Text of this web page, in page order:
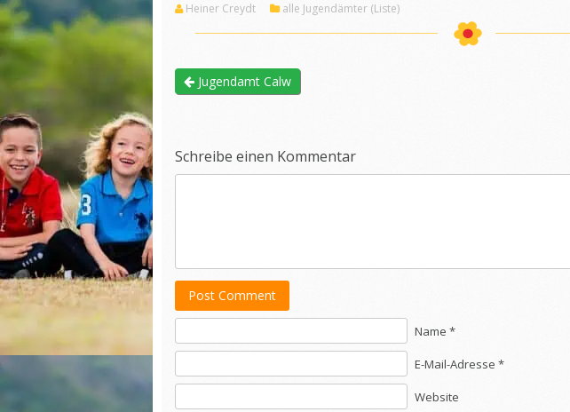
Heiner Creydt alle Jugendämter (Liste)
Jugendamt Calw
Schreibe einen Kommentar
Post Comment
Name *
E-Mail-Adresse *
Website